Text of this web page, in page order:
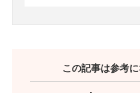
この記事は参考